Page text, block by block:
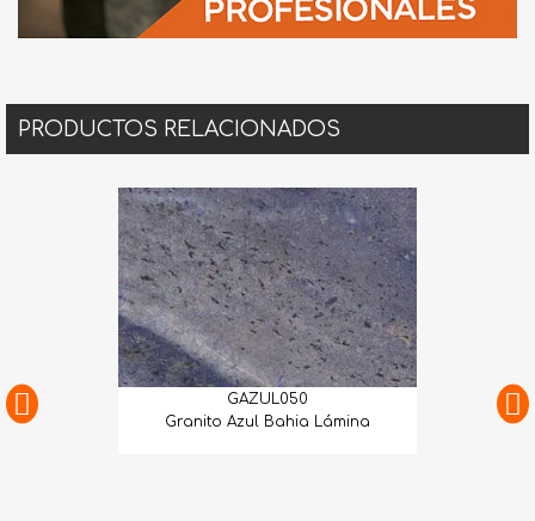
PRODUCTOS RELACIONADOS
GAZUL050
Granito Azul Bahia Lámina